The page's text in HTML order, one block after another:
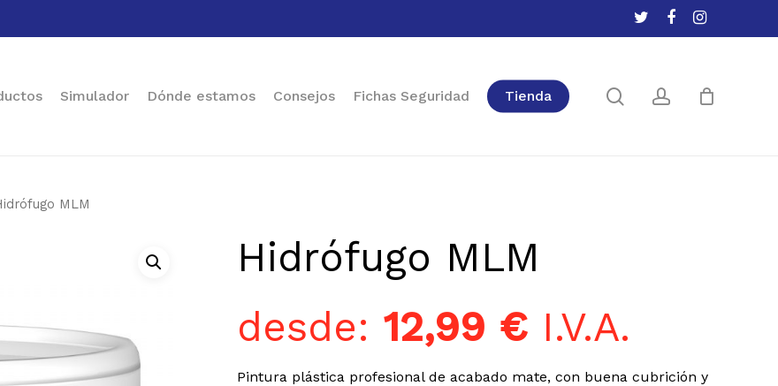
twitterfacebookinstagram
Simulador Dónde estamos Consejos Fichas Seguridad Tienda searchaccount
Cart Close
MLM
Hidrófugo MLM
desde:12,99 € I.V.A.
Pintura plástica profesional de acabado mate, con buena cubrición y